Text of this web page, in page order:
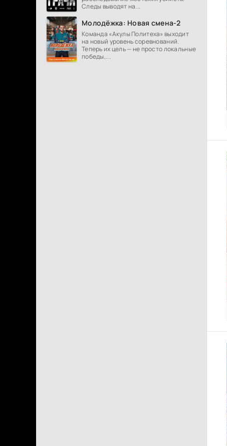
Следы выводят на...
Молодёжка: Новая смена-2
Команда «Акулы Политеха» выходит
на новый уровень соревнований.
Теперь их цель — не просто локальные
победы,...